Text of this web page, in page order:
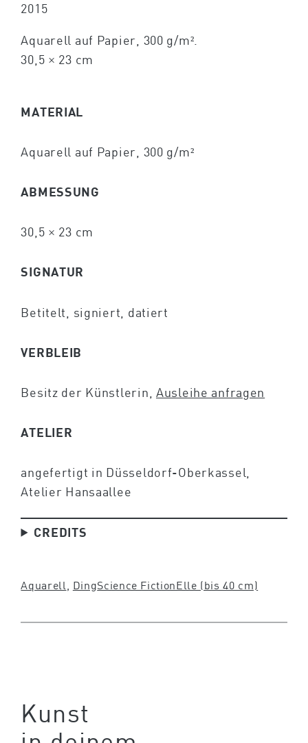
2015
Aquarell auf Papier, 300 g/m².
30,5 × 23 cm
MATERIAL
Aquarell auf Papier, 300 g/m²
ABMESSUNG
30,5 × 23 cm
SIGNATUR
Betitelt, signiert, datiert
VERBLEIB
Besitz der Künstlerin, Ausleihe anfragen
ATELIER
angefertigt in Düsseldorf-Oberkassel,
Atelier Hansaallee
CREDITS
Aquarell DingScience FictionElle (bis 40 cm)
Kunst